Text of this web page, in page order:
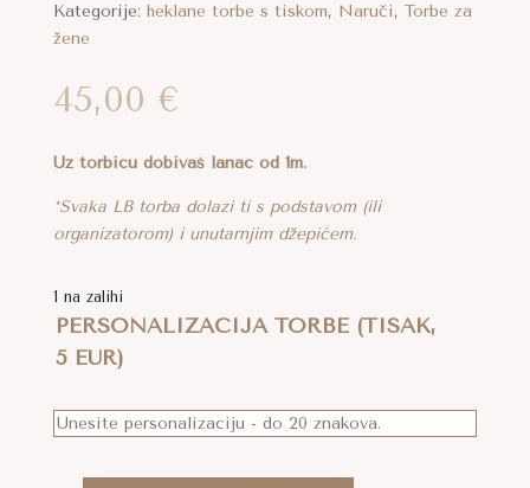
Kategorije: heklane torbe s tiskom, Naruči, Torbe za
žene
45,00 €
Uz torbicu dobivaš lanac od 1m.
*Svaka LB torba dolazi ti s podstavom (ili
organizatorom) i unutarnjim džepićem.
1 na zalihi
PERSONALIZACIJA TORBE (TISAK,
5 EUR)